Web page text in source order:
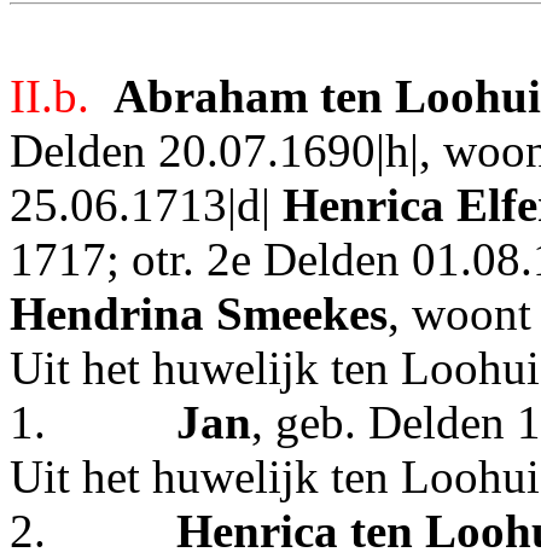
II.b. Abraham ten
Delden 20.07.1690|h|,
25.06.1713|d| Henrica
1717; otr. 2e Delden
Hendrina Smeekes,
Uit het huwelijk ten
1.
Jan, geb. Delden
Uit het huwelijk ten
2.
Henrica ten